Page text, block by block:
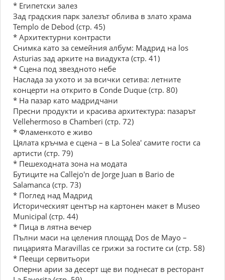
* Египетски залез
Зад градския парк залезът облива в злато храма
Templo de Debod (стр. 45)
* Архитектурни контрасти
Снимка като за семейния албум: Мадрид на los
Asturias зад арките на виадукта (стр. 41)
* Сцена под звездното небе
Наслада за ухото и за всички сетива: летните
концерти на открито в Conde Duque (стр. 80)
* На пазар като мадридчани
Пресни продукти и красива архитектура: пазарът
Vellehermoso в Chamberi (стр. 72)
* Фламенкото е живо
Цялата кръчма е сцена – в La Solea' самите гости са
артисти (стр. 79)
* Пешеходната зона на модата
Бутиците на Callejo'n de Jorge Juan в Bario de
Salamanca (стр. 73)
* Поглед над Мадрид
Историческият център на картонен макет в Museo
Municipal (стр. 44)
* Пица в лятна вечер
Пълни маси на целения площад Dos de Mayo –
пицарията Maravillas се грижи за гостите си (стр. 58)
* Пеещи сервитьори
Оперни арии за десерт ще ви поднесат в ресторант